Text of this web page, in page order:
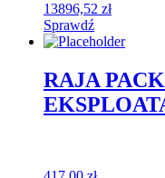
13896,52 zł
Sprawdź
RAJA